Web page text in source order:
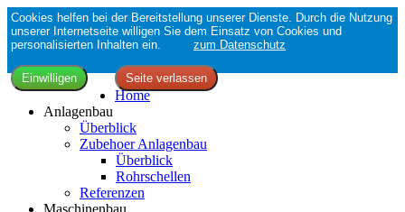
Cookies helfen bei der Bereitstellung unserer Dienste. Durch die Nutzung
unserer Internetseite willigen Sie dem Einsatz von Cookies und
personalisierten Inhalten ein. zum Datenschutz
Home
Anlagenbau
Überblick
Zubehoer Anlagenbau
Überblick
Rohrschellen
Referenzen
Maschinenbau